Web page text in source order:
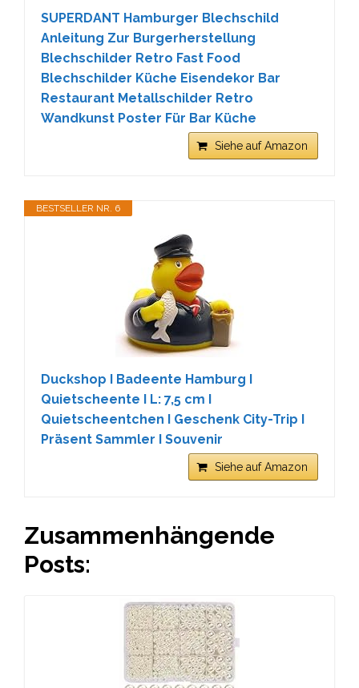
SUPERDANT Hamburger Blechschild
Anleitung Zur Burgerherstellung
Blechschilder Retro Fast Food
Blechschilder Küche Eisendekor Bar
Restaurant Metallschilder Retro
Wandkunst Poster Für Bar Küche
Siehe auf Amazon
BESTSELLER NR. 6
Duckshop I Badeente Hamburg I
Quietscheente I L: 7,5 cm I
Quietscheentchen I Geschenk City-Trip I
Präsent Sammler I Souvenir
Siehe auf Amazon
Zusammenhängende
Posts: